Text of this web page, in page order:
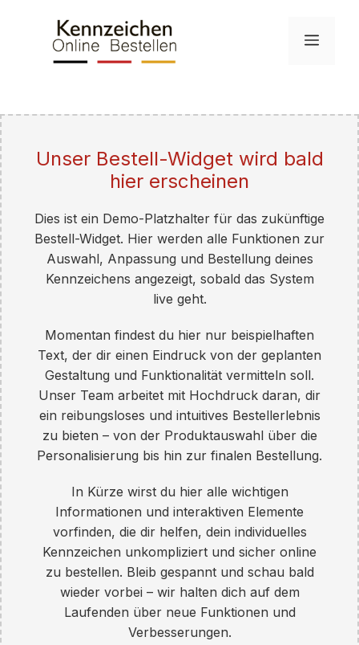
Menu
Unser Bestell-Widget wird bald
hier erscheinen
Dies ist ein Demo-Platzhalter für das zukünftige
Bestell-Widget. Hier werden alle Funktionen zur
Auswahl, Anpassung und Bestellung deines
Kennzeichens angezeigt, sobald das System
live geht.
Momentan findest du hier nur beispielhaften
Text, der dir einen Eindruck von der geplanten
Gestaltung und Funktionalität vermitteln soll.
Unser Team arbeitet mit Hochdruck daran, dir
ein reibungsloses und intuitives Bestellerlebnis
zu bieten – von der Produktauswahl über die
Personalisierung bis hin zur finalen Bestellung.
In Kürze wirst du hier alle wichtigen
Informationen und interaktiven Elemente
vorfinden, die dir helfen, dein individuelles
Kennzeichen unkompliziert und sicher online
zu bestellen. Bleib gespannt und schau bald
wieder vorbei – wir halten dich auf dem
Laufenden über neue Funktionen und
Verbesserungen.